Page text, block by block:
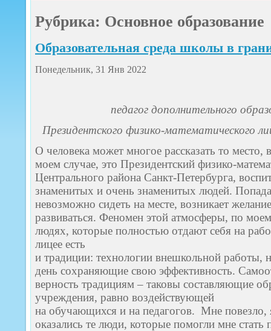
Рубрика: Основное образование
Образовательная среда школы в
Понедельник, 31 Янв 2022
педагог дополнительного
Президентского физико-математического
О человека может многое рассказать то место,
моем случае, это Президентский физико-
Центрального района Санкт-Петербурга,
знаменитых и очень знаменитых людей.
невозможно сидеть на месте, возникает
развиваться. Феномен этой атмосферы, по
людях, которые полностью отдают себя на
лицее есть
и традиции: технологии внешкольной работы,
день сохраняющие свою эффективность.
верность традициям – таковы составляющие
учреждения, равно воздействующей
на обучающихся и на педагогов. Мне повезло,
оказались те люди, которые помогли мне стать